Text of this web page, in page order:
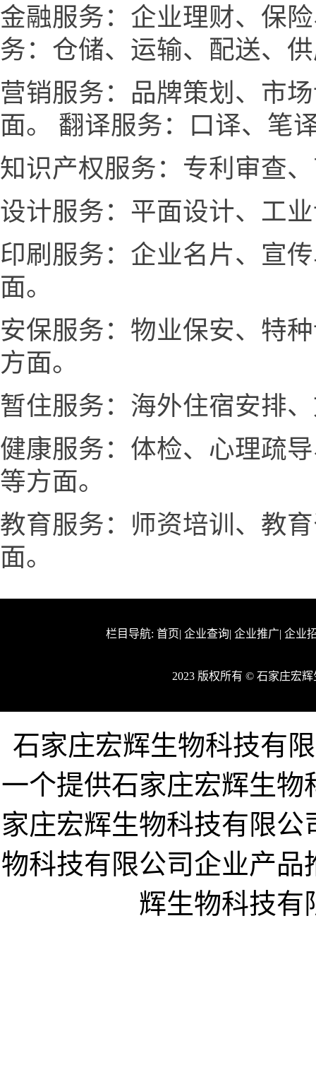
金融服务：企业理财、保
务：仓储、运输、配送、
营销服务：品牌策划、市
面。 翻译服务：口译、笔
知识产权服务：专利审查
设计服务：平面设计、工
印刷服务：企业名片、宣
面。
安保服务：物业保安、特
方面。
暂住服务：海外住宿安排
健康服务：体检、心理疏
等方面。
教育服务：师资培训、教
面。
栏目导航: 首页| 企业查询| 企业推广| 企业
2023 版权所有 © 石家庄宏
石家庄宏辉生物科技有
一个提供石家庄宏辉生
家庄宏辉生物科技有限
物科技有限公司企业产
辉生物科技有